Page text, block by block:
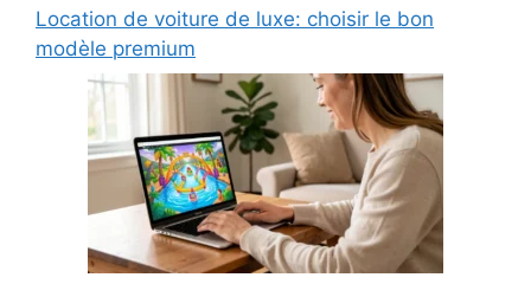
Location de voiture de luxe: choisir le bon
modèle premium